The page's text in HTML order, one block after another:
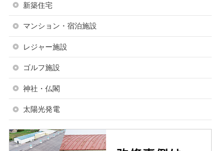
新築住宅
マンション・宿泊施設
レジャー施設
ゴルフ施設
神社・仏閣
太陽光発電